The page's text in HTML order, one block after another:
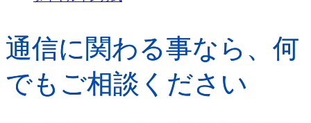
通信に関わる事なら、何
でもご相談ください